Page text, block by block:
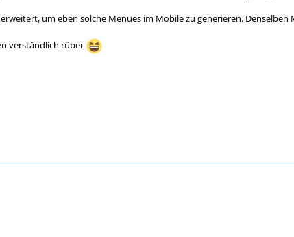
um eben solche Menues im Mobile zu generieren.
verständlich rüber